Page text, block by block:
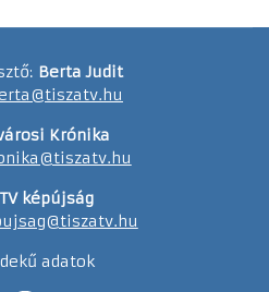
Berta Judit
Krónika
képújság
adatok